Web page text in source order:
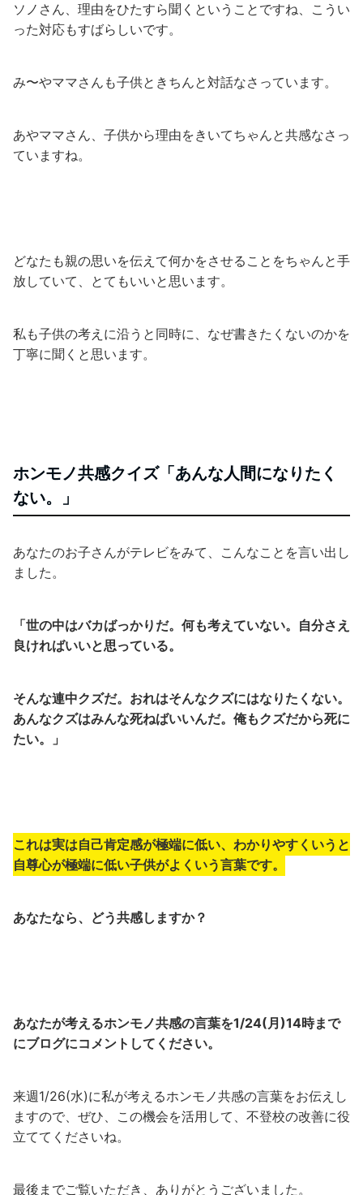
ソノさん、理由をひたすら聞くということですね、こうい
った対応もすばらしいです。
み〜やママさんも子供ときちんと対話なさっています。
あやママさん、子供から理由をきいてちゃんと共感なさっ
ていますね。
どなたも親の思いを伝えて何かをさせることをちゃんと手
放していて、とてもいいと思います。
私も子供の考えに沿うと同時に、なぜ書きたくないのかを
丁寧に聞くと思います。
ホンモノ共感クイズ「あんな人間になりたく
ない。」
あなたのお子さんがテレビをみて、こんなことを言い出し
ました。
「世の中はバカばっかりだ。何も考えていない。自分さえ
良ければいいと思っている。
そんな連中クズだ。おれはそんなクズにはなりたくない。
あんなクズはみんな死ねばいいんだ。俺もクズだから死に
たい。」
これは実は自己肯定感が極端に低い、わかりやすくいうと
自尊心が極端に低い子供がよくいう言葉です。
あなたなら、どう共感しますか？
あなたが考えるホンモノ共感の言葉を1/24(月)14時まで
にブログにコメントしてください。
来週1/26(水)に私が考えるホンモノ共感の言葉をお伝えし
ますので、ぜひ、この機会を活用して、不登校の改善に役
立ててくださいね。
最後までご覧いただき、ありがとうございました。